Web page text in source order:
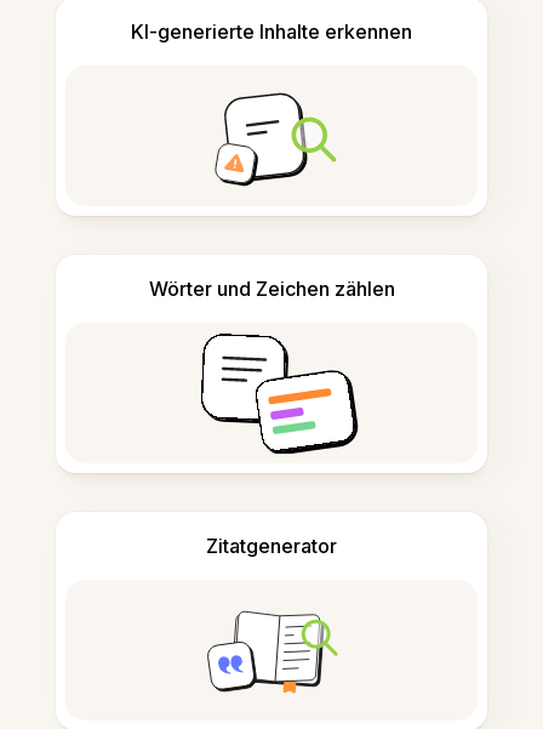
KI-generierte Inhalte erkennen
Wörter und Zeichen zählen
Zitatgenerator